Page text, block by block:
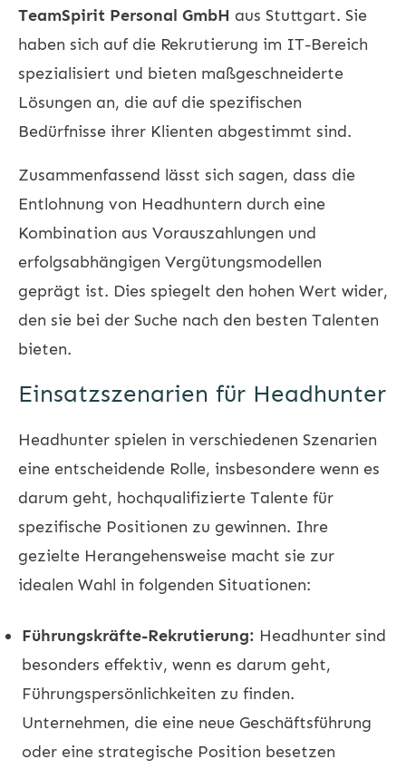
TeamSpirit Personal GmbH aus Stuttgart. Sie
haben sich auf die Rekrutierung im IT-Bereich
spezialisiert und bieten maßgeschneiderte
Lösungen an, die auf die spezifischen
Bedürfnisse ihrer Klienten abgestimmt sind.
Zusammenfassend lässt sich sagen, dass die
Entlohnung von Headhuntern durch eine
Kombination aus Vorauszahlungen und
erfolgsabhängigen Vergütungsmodellen
geprägt ist. Dies spiegelt den hohen Wert wider,
den sie bei der Suche nach den besten Talenten
bieten.
Einsatzszenarien für Headhunter
Headhunter spielen in verschiedenen Szenarien
eine entscheidende Rolle, insbesondere wenn es
darum geht, hochqualifizierte Talente für
spezifische Positionen zu gewinnen. Ihre
gezielte Herangehensweise macht sie zur
idealen Wahl in folgenden Situationen:
Führungskräfte-Rekrutierung: Headhunter sind
besonders effektiv, wenn es darum geht,
Führungspersönlichkeiten zu finden.
Unternehmen, die eine neue Geschäftsführung
oder eine strategische Position besetzen